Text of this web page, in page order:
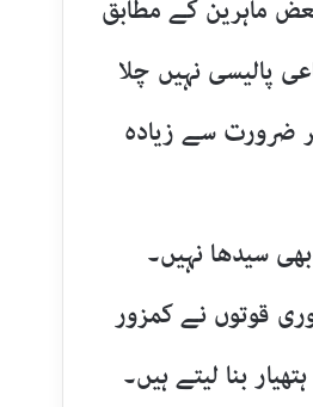
ماہرین کے مطابق
پالیسی نہیں چلا
ضرورت سے زیادہ
سیدھا نہیں۔
قوتوں نے کمزور
بنا لیتے ہیں۔